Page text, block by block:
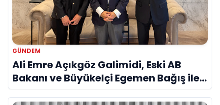
GÜNDEM
Ali Emre Açıkgöz Galimidi, Eski AB
Bakanı ve Büyükelçi Egemen Bağış ile
Bir Araya Geldi